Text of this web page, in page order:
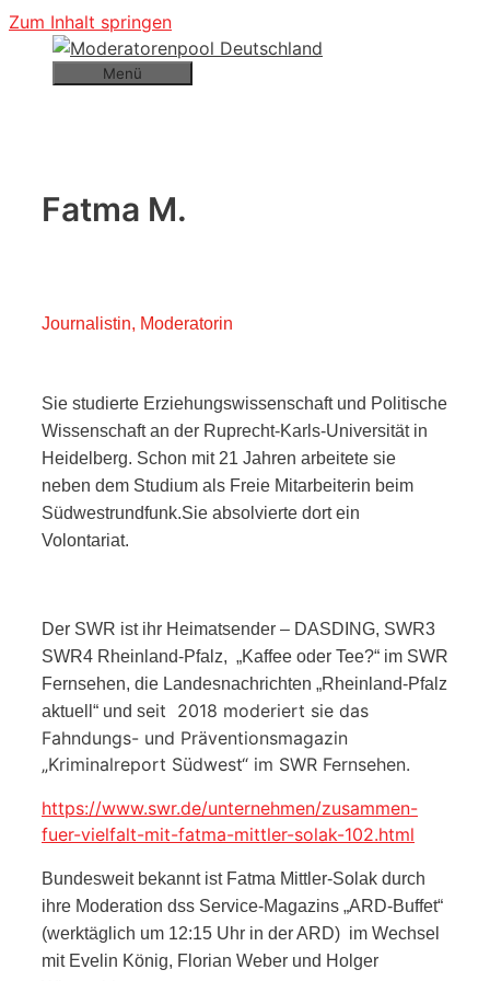
Zum Inhalt springen
Menü
Fatma M.
Journalistin, Moderatorin
Sie studierte Erziehungswissenschaft und Politische
Wissenschaft an der Ruprecht-Karls-Universität in
Heidelberg. Schon mit 21 Jahren arbeitete sie
neben dem Studium als Freie Mitarbeiterin beim
Südwestrundfunk.Sie absolvierte dort ein
Volontariat.
Der SWR ist ihr Heimatsender – DASDING, SWR3
SWR4 Rheinland-Pfalz, „Kaffee oder Tee?“ im SWR
Fernsehen, die Landesnachrichten „Rheinland-Pfalz
aktuell“ und seit 2018 moderiert sie das
Fahndungs- und Präventionsmagazin
„Kriminalreport Südwest“ im SWR Fernsehen.
https://www.swr.de/unternehmen/zusammen-
fuer-vielfalt-mit-fatma-mittler-solak-102.html
Bundesweit bekannt ist Fatma Mittler-Solak durch
ihre Moderation dss Service-Magazins „ARD-Buffet“
(werktäglich um 12:15 Uhr in der ARD) im Wechsel
mit Evelin König, Florian Weber und Holger